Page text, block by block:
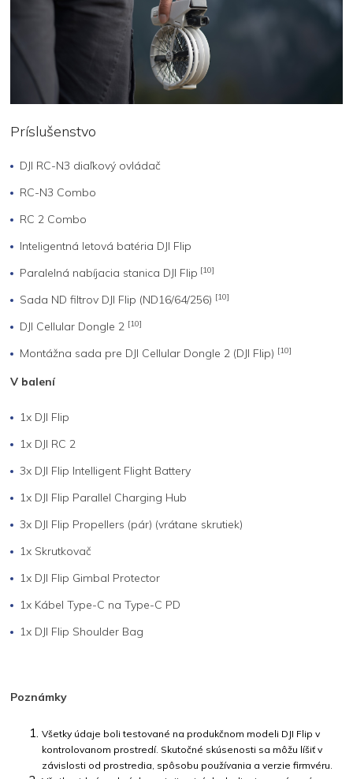
Príslušenstvo
DJI RC-N3 diaľkový ovládač
RC-N3 Combo
RC 2 Combo
Inteligentná letová batéria DJI Flip
Paralelná nabíjacia stanica DJI Flip [10]
Sada ND filtrov DJI Flip (ND16/64/256) [10]
DJI Cellular Dongle 2 [10]
Montážna sada pre DJI Cellular Dongle 2 (DJI Flip) [10]
V balení
1x DJI Flip
1x DJI RC 2
3x DJI Flip Intelligent Flight Battery
1x DJI Flip Parallel Charging Hub
3x DJI Flip Propellers (pár) (vrátane skrutiek)
1x Skrutkovač
1x DJI Flip Gimbal Protector
1x Kábel Type-C na Type-C PD
1x DJI Flip Shoulder Bag
Poznámky
Všetky údaje boli testované na produkčnom modeli DJI Flip v
kontrolovanom prostredí. Skutočné skúsenosti sa môžu líšiť v
závislosti od prostredia, spôsobu používania a verzie firmvéru.